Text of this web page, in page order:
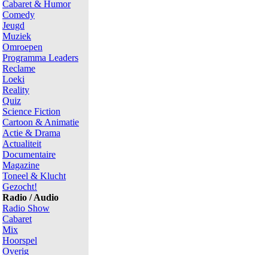
Cabaret & Humor
Comedy
Jeugd
Muziek
Omroepen
Programma Leaders
Reclame
Loeki
Reality
Quiz
Science Fiction
Cartoon & Animatie
Actie & Drama
Actualiteit
Documentaire
Magazine
Toneel & Klucht
Gezocht!
Radio / Audio
Radio Show
Cabaret
Mix
Hoorspel
Overig